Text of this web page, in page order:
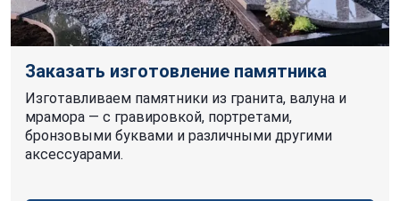
Заказать изготовление памятника
Изготавливаем памятники из гранита, валуна и
мрамора — с гравировкой, портретами,
бронзовыми буквами и различными другими
аксессуарами.